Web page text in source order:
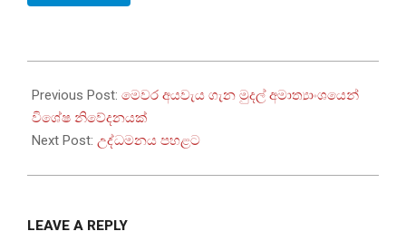
10-
31
Previous Post: මෙවර අයවැය ගැන මුදල් අමාත්‍යාංශයෙන්
විශේෂ නිවේදනයක්
Next Post: උද්ධමනය පහළට
LEAVE A REPLY